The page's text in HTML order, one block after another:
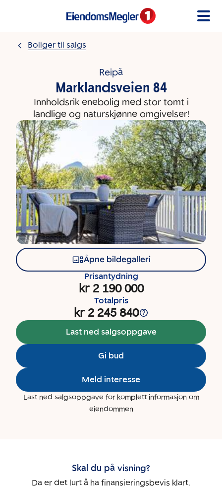
Boliger til salgs
Reipå
Marklandsveien 84
Innholdsrik enebolig med stor tomt i
landlige og naturskjønne omgivelser!
Åpne bildegalleri
Prisantydning
kr 2 190 000
Totalpris
kr 2 245 840
Last ned salgsoppgave
Gi bud
Meld interesse
Last ned salgsoppgave for komplett informasjon om
eiendommen
Skal du på visning?
Da er det lurt å ha finansieringsbevis klart.